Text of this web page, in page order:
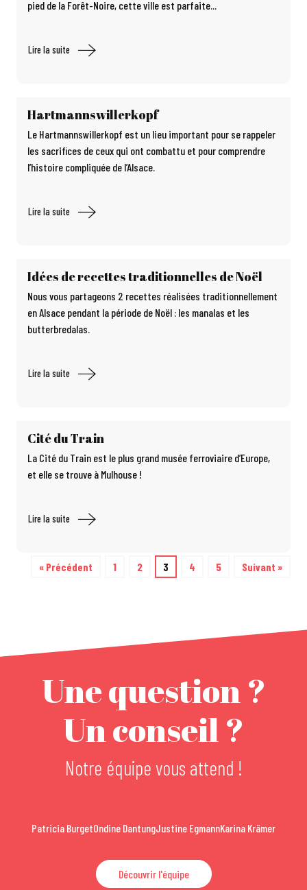
pied de la Forêt-Noire, cette ville est parfaite...
Lire la suite
Hartmannswillerkopf
Le Hartmannswillerkopf est un lieu important pour se rappeler
les sacrifices de ceux qui ont combattu et pour comprendre
l’histoire compliquée de l’Alsace.
Lire la suite
Idées de recettes traditionnelles de Noël
Nous vous partageons 2 recettes réalisées traditionnellement
en Alsace pendant la période de Noël : les manalas et les
butterbredalas.
Lire la suite
Cité du Train
La Cité du Train est le plus grand musée ferroviaire d’Europe,
et elle se trouve à Mulhouse !
Lire la suite
« Précédent 1 2 3 4 5 Suivant »
Une question ?
Un conseil ?
Notre équipe vous attend !
Patricia BurgetOndine DantungJustine EgmannKarina Krämer
Découvrir l'équipe